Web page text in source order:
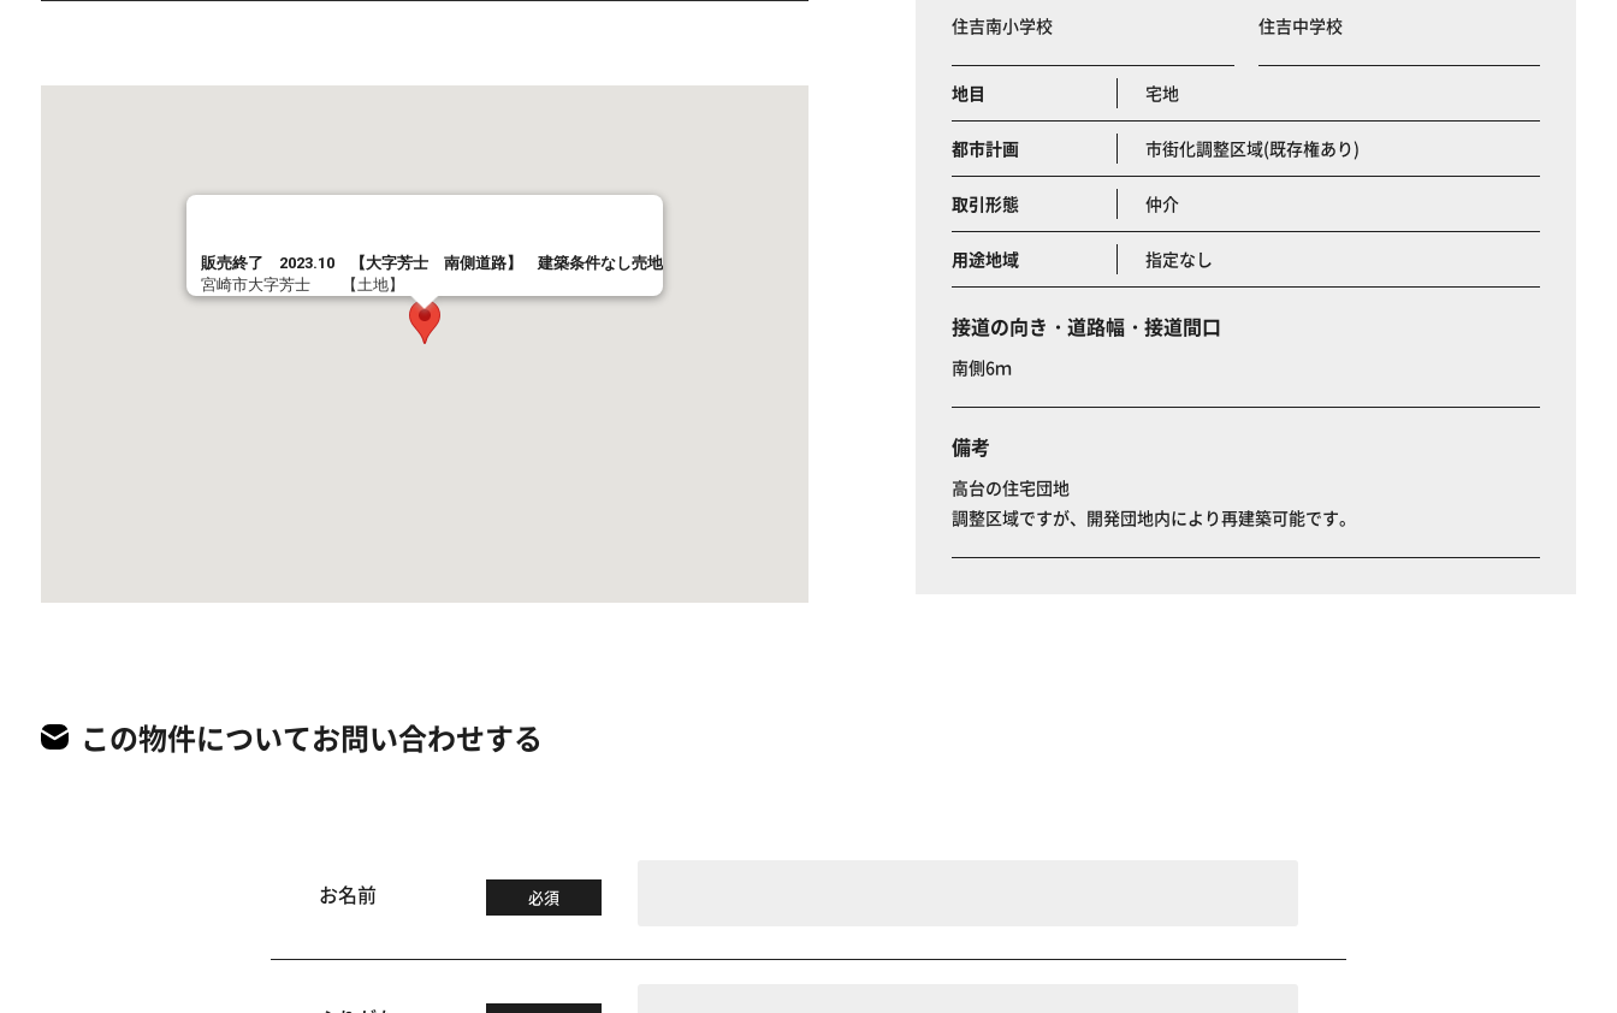
販売終了 2023.10 【大字芳士 南側道路】 建築条件なし売地
宮崎市大字芳士 【土地】
住吉南小学校 住吉中学校
地目 宅地
都市計画 市街化調整区域(既存権あり)
取引形態 仲介
用途地域 指定なし
接道の向き・道路幅・接道間口
南側6ｍ
備考
高台の住宅団地
調整区域ですが、開発団地内により再建築可能です。
この物件についてお問い合わせする
お名前 必須